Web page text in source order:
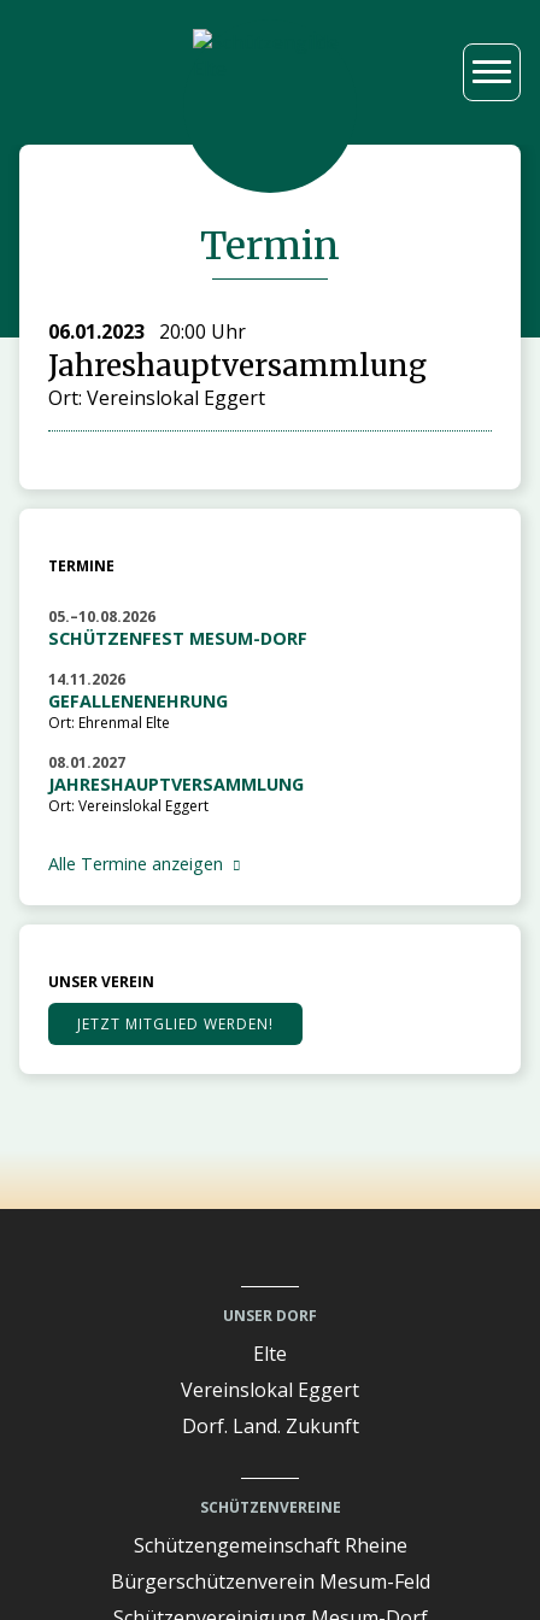
Termin
06.01.2023 20:00 Uhr
Jahreshauptversammlung
Ort: Vereinslokal Eggert
TERMINE
05.–10.08.2026
SCHÜTZENFEST MESUM-DORF
14.11.2026
GEFALLENENEHRUNG
Ort: Ehrenmal Elte
08.01.2027
JAHRESHAUPTVERSAMMLUNG
Ort: Vereinslokal Eggert
Alle Termine anzeigen
UNSER VEREIN
JETZT MITGLIED WERDEN!
UNSER DORF
Elte
Vereinslokal Eggert
Dorf. Land. Zukunft
SCHÜTZENVEREINE
Schützengemeinschaft Rheine
Bürgerschützenverein Mesum-Feld